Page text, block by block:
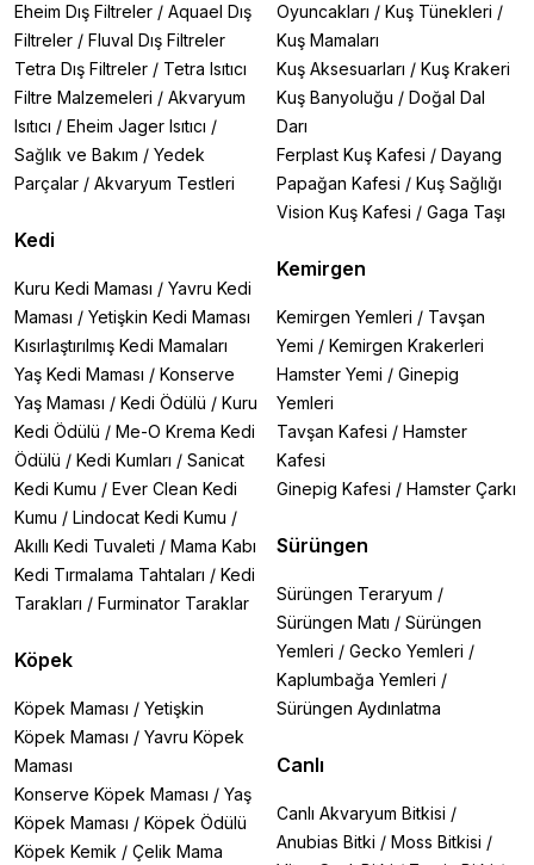
Eheim Dış Filtreler / Aquael Dış
Filtreler / Fluval Dış Filtreler
Tetra Dış Filtreler / Tetra Isıtıcı
Filtre Malzemeleri / Akvaryum
Isıtıcı / Eheim Jager Isıtıcı /
Sağlık ve Bakım / Yedek
Parçalar / Akvaryum Testleri
Kedi
Kuru Kedi Maması / Yavru Kedi
Maması / Yetişkin Kedi Maması
Kısırlaştırılmış Kedi Mamaları
Yaş Kedi Maması / Konserve
Yaş Maması / Kedi Ödülü / Kuru
Kedi Ödülü / Me-O Krema Kedi
Ödülü / Kedi Kumları / Sanicat
Kedi Kumu / Ever Clean Kedi
Kumu / Lindocat Kedi Kumu /
Akıllı Kedi Tuvaleti / Mama Kabı
Kedi Tırmalama Tahtaları / Kedi
Tarakları / Furminator Taraklar
Köpek
Köpek Maması / Yetişkin
Köpek Maması / Yavru Köpek
Maması
Konserve Köpek Maması / Yaş
Köpek Maması / Köpek Ödülü
Köpek Kemik / Çelik Mama
Oyuncakları / Kuş Tünekleri /
Kuş Mamaları
Kuş Aksesuarları / Kuş Krakeri
Kuş Banyoluğu / Doğal Dal
Darı
Ferplast Kuş Kafesi / Dayang
Papağan Kafesi / Kuş Sağlığı
Vision Kuş Kafesi / Gaga Taşı
Kemirgen
Kemirgen Yemleri / Tavşan
Yemi / Kemirgen Krakerleri
Hamster Yemi / Ginepig
Yemleri
Tavşan Kafesi / Hamster
Kafesi
Ginepig Kafesi / Hamster Çarkı
Sürüngen
Sürüngen Teraryum /
Sürüngen Matı / Sürüngen
Yemleri / Gecko Yemleri /
Kaplumbağa Yemleri /
Sürüngen Aydınlatma
Canlı
Canlı Akvaryum Bitkisi /
Anubias Bitki / Moss Bitkisi /